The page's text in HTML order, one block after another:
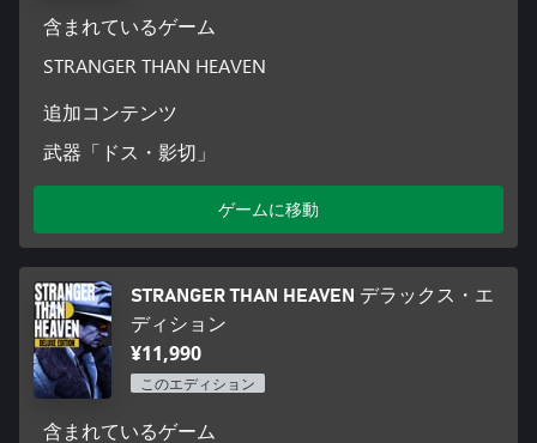
日本で大東を待つものとは。そして彼の長い長い旅路の果てに
辿り着く場所とは……
物語の舞台となるのは、それぞれの時代、当時日本に実在した
1915年。世界最大級の鋳造設備とも言われる製鉄所を誇り、血
気盛んな労働者で活気に溢れる福岡・小倉。
1929年。日本最大の海軍工場を有し、ヤクザ組織の影響色濃い
広島・呉。
1943年。西日本最大の歓楽街であり、緊迫する世界情勢下の大
阪・ミナミ。
1951年。戦後、日本の観光地の代名詞ともなった静岡・熱海。
そして1965年。今なお日本を代表する最大の歓楽街であり、混
沌渦巻く街、東京・新宿。
含まれているゲーム
STRANGER THAN HEAVEN
追加コンテンツ
武器「ドス・影切」
ゲームに移動
STRANGER THAN HEAVEN デラックス・エ
ディション
¥11,990
このエディション
含まれているゲーム